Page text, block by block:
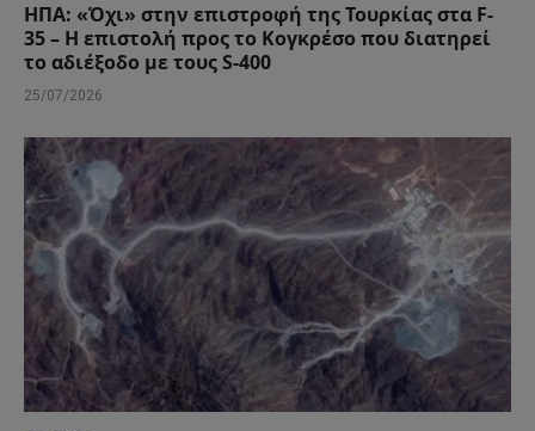
ΗΠΑ: «Όχι» στην επιστροφή της Τουρκίας στα F-
35 – Η επιστολή προς το Κογκρέσο που διατηρεί
το αδιέξοδο με τους S-400
25/07/2026